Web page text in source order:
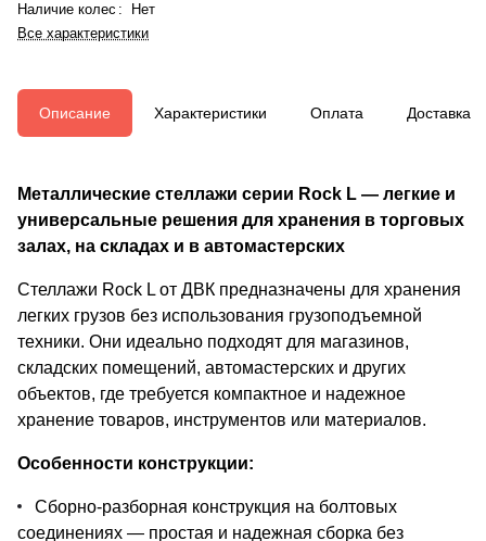
Наличие колес :
Нет
Все характеристики
Описание Характеристики Оплата Доставка
Металлические стеллажи серии Rock L — легкие и
универсальные решения для хранения в торговых
залах, на складах и в автомастерских
Стеллажи Rock L от ДВК предназначены для хранения
легких грузов без использования грузоподъемной
техники. Они идеально подходят для магазинов,
складских помещений, автомастерских и других
объектов, где требуется компактное и надежное
хранение товаров, инструментов или материалов.
Особенности конструкции:
Сборно-разборная конструкция на болтовых
соединениях — простая и надежная сборка без